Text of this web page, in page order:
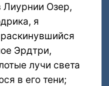
Лиурнии Озер,
я
Эрдтри,
лучи света
в его тени;